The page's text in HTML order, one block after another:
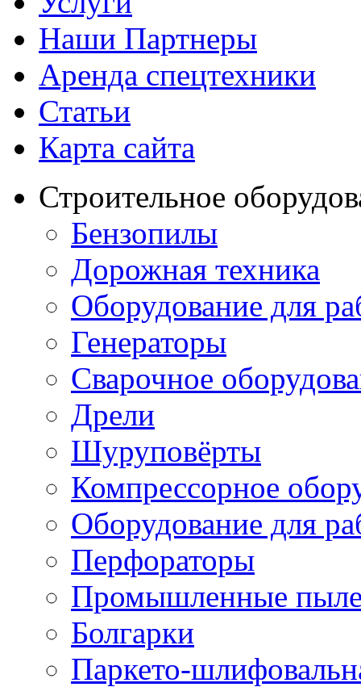
Наши Партнеры
Аренда спецтехники
Статьи
Карта сайта
Строительное
Бензопилы
Дорожная техника
Оборудование для
Генераторы
Сварочное
Дрели
Шуруповёрты
Компрессорное
Оборудование для
Перфораторы
Промышленные
Болгарки
Паркето-